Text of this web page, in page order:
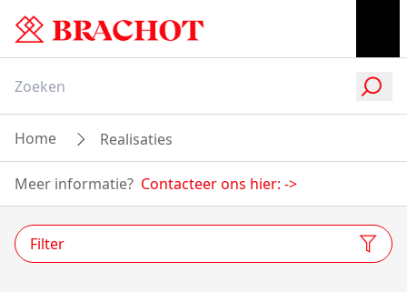
Home Realisaties
Meer informatie? Contacteer ons hier: ->
Filter